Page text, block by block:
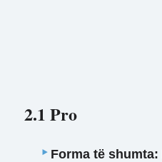
2.1 Pro
Forma të shumta: